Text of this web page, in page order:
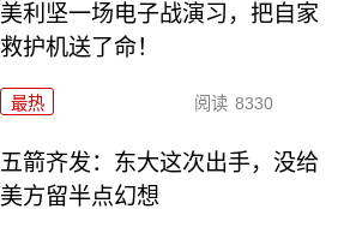
美利坚一场电子战演习，把自家
救护机送了命！
最热 阅读 8330
五箭齐发：东大这次出手，没给
美方留半点幻想